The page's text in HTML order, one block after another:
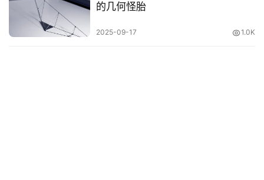
的几何怪胎
2025-09-17 1.0K